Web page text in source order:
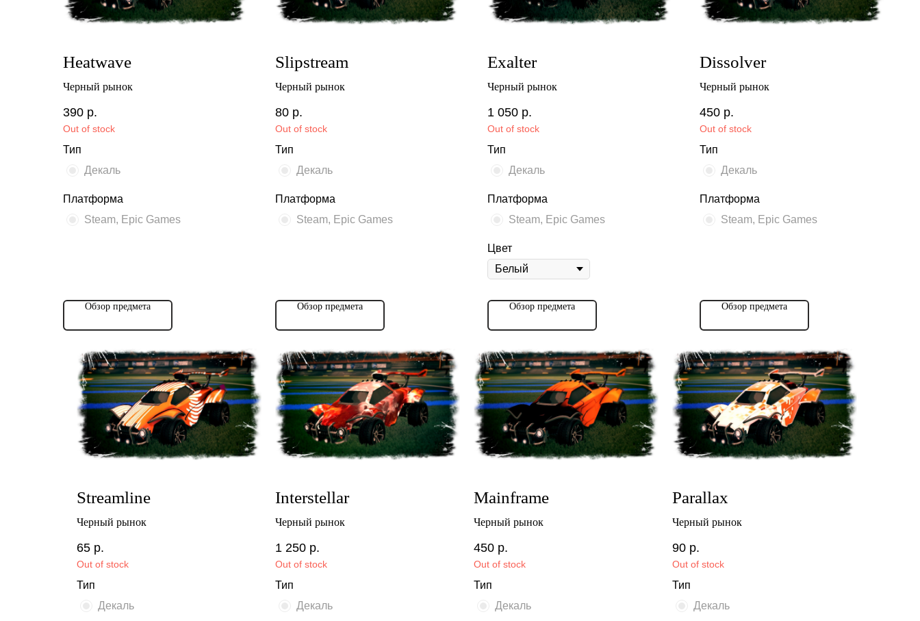
Heatwave
Черный рынок
390 р.
Out of stock
Тип
Декаль
Платформа
Steam, Epic Games
Обзор предмета
Slipstream
Черный рынок
80 р.
Out of stock
Тип
Декаль
Платформа
Steam, Epic Games
Обзор предмета
Exalter
Черный рынок
1 050 р.
Out of stock
Тип
Декаль
Платформа
Steam, Epic Games
Цвет
Обзор предмета
Dissolver
Черный рынок
450 р.
Out of stock
Тип
Декаль
Платформа
Steam, Epic Games
Обзор предмета
Streamline
Черный рынок
65 р.
Out of stock
Тип
Декаль
Interstellar
Черный рынок
1 250 р.
Out of stock
Тип
Декаль
Mainframe
Черный рынок
450 р.
Out of stock
Тип
Декаль
Parallax
Черный рынок
90 р.
Out of stock
Тип
Декаль